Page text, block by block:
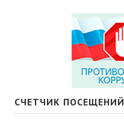
СЧЕТЧИК ПОСЕЩЕНИЙ